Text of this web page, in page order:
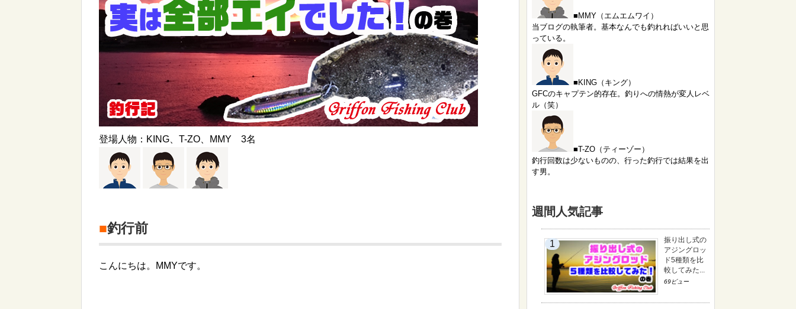
登場人物：KING、T-ZO、MMY 3名
■釣行前
こんにちは。MMYです。
■MMY（エムエムワイ）
当ブログの執筆者。基本なんでも釣れればいいと思
っている。
■KING（キング）
GFCのキャプテン的存在。釣りへの情熱が変人レベ
ル（笑）
■T-ZO（ティーゾー）
釣行回数は少ないものの、行った釣行では結果を出
す男。
週間人気記事
振り出し式の
アジングロッ
ド5種類を比
較してみた...
69ビュー